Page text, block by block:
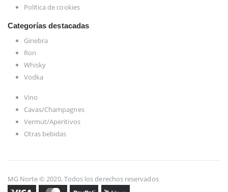
Política de cookies
Categorías destacadas
Ginebra
Ron
Whisky
Vodka
Vino
Cavas/Champagnes
Vermut/Aperitivos
Otras bebidas
MG Norte © 2020. Todos los derechos reservados